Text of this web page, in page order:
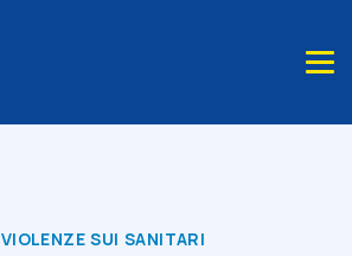
VIOLENZE SUI SANITARI